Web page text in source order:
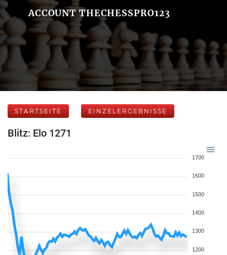
ACCOUNT THECHESSPRO123
STARTSEITE EINZELERGEBNISSE
Blitz: Elo 1271
1700
1600
1500
1400
1300
1200